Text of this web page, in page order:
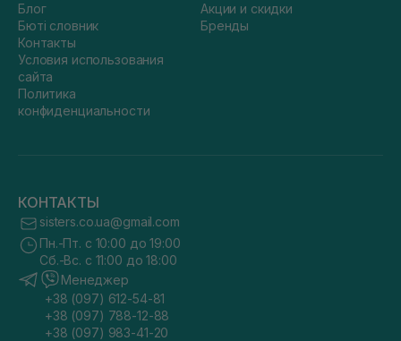
Блог
Бюті словник
Контакты
Условия использования
сайта
Политика
конфиденциальности
Акции и скидки
Бренды
КОНТАКТЫ
sisters.co.ua@gmail.com
Пн.-Пт. с 10:00 до 19:00
Сб.-Вс. с 11:00 до 18:00
Менеджер
+38 (097) 612-54-81
+38 (097) 788-12-88
+38 (097) 983-41-20